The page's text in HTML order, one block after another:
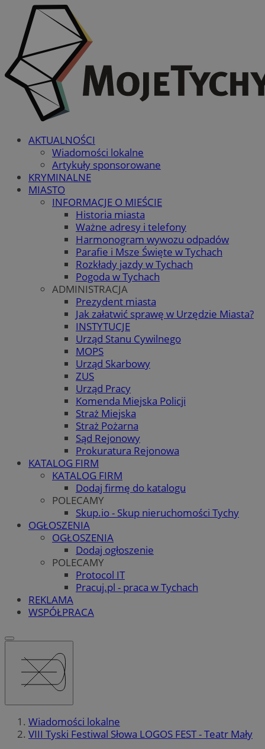
AKTUALNOŚCI
Wiadomości lokalne
Artykuły sponsorowane
KRYMINALNE
MIASTO
INFORMACJE O MIEŚCIE
Historia miasta
Ważne adresy i telefony
Harmonogram wywozu odpadów
Parafie i Msze Święte w Tychach
Rozkłady jazdy w Tychach
Pogoda w Tychach
ADMINISTRACJA
Prezydent miasta
Jak załatwić sprawę w Urzędzie Miasta?
INSTYTUCJE
Urząd Stanu Cywilnego
MOPS
Urząd Skarbowy
ZUS
Urząd Pracy
Komenda Miejska Policji
Straż Miejska
Straż Pożarna
Sąd Rejonowy
Prokuratura Rejonowa
KATALOG FIRM
KATALOG FIRM
Dodaj firmę do katalogu
POLECAMY
Skup.io - Skup nieruchomości Tychy
OGŁOSZENIA
OGŁOSZENIA
Dodaj ogłoszenie
POLECAMY
Protocol IT
Pracuj.pl - praca w Tychach
REKLAMA
WSPÓŁPRACA
Wiadomości lokalne
VIII Tyski Festiwal Słowa LOGOS FEST - Teatr Mały